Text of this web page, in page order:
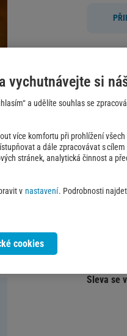
Darovat
růže ve
okamžik,
Jak
V
Po
Sleva se
vychutnávejte si
a udělíte souhlas se
více komfortu při prohlížení
a dále zpracovávat s
stránek, analytická činnost a
v nastavení. Podrobnosti
cookies